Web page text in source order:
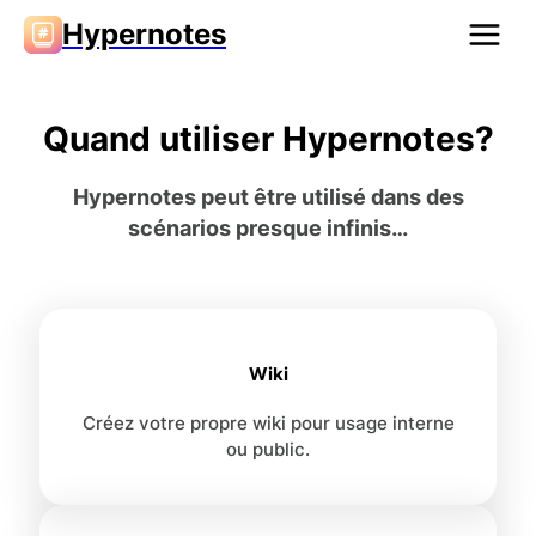
Hypernotes
Quand utiliser Hypernotes?
Hypernotes peut être utilisé dans des
scénarios presque infinis…
Wiki
Créez votre propre wiki pour usage interne
ou public.